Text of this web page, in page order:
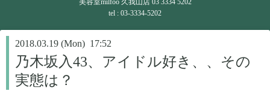
美容室milfoo 久我山店 03 3334 5202
tel : 03-3334-5202
2018.03.19 (Mon) 17:52
乃木坂入43、アイドル好き、、その
実態は？